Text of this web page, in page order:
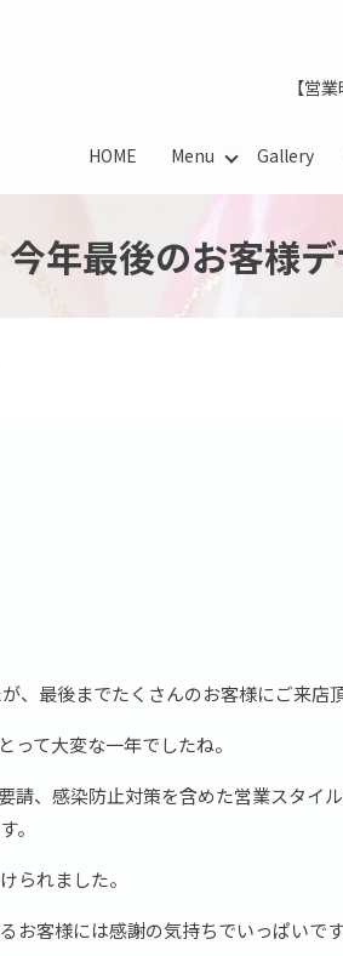
【営
HOME
Menu Gallery
今年最後のお客様
、最後までたくさんのお客様にご来店
って大変な一年でしたね。
請、感染防止対策を含めた営業スタイ
。
られました。
お客様には感謝の気持ちでいっぱいです